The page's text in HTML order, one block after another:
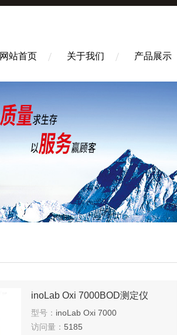
网站首页 关于我们 产品展示
inoLab Oxi 7000BOD测定仪
型号： inoLab Oxi 7000
访问量： 5185